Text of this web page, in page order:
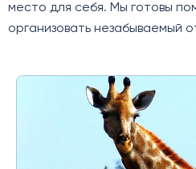
место для себя. Мы готовы
организовать незабываемый